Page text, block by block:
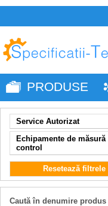
PRODUSE
Service Autorizat
Echipamente de măsură
control
Resetează filtrele
Caută în denumire produs